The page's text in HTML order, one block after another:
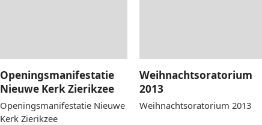
Openingsmanifestatie
Nieuwe Kerk Zierikzee
Openingsmanifestatie Nieuwe
Kerk Zierikzee
Weihnachtsoratorium
2013
Weihnachtsoratorium 2013